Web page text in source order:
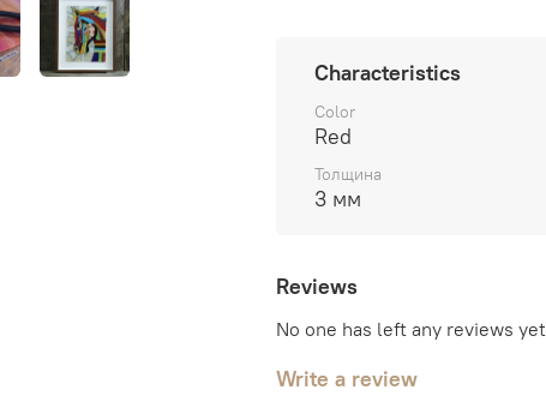
Characteristics
Color
Red
Толщина
3 мм
Reviews
No one has left any reviews yet
Write a review